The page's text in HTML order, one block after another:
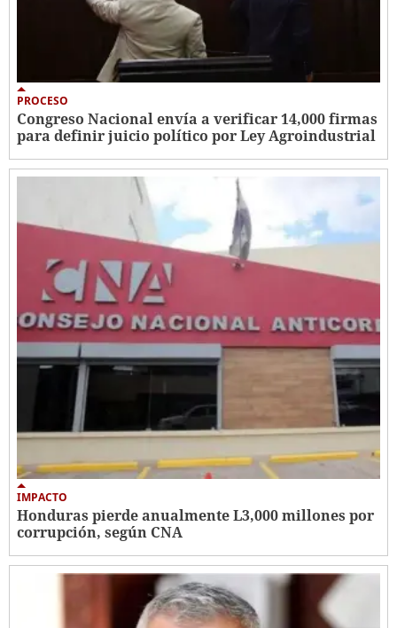
PROCESO
Congreso Nacional envía a verificar 14,000 firmas
para definir juicio político por Ley Agroindustrial
IMPACTO
Honduras pierde anualmente L3,000 millones por
corrupción, según CNA